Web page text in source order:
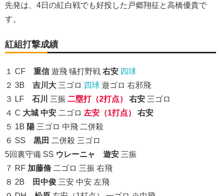
先発は、4日の紅白戦でも好投した戸郷翔征と高橋優貴で
す。
紅組打撃成績
１ CF 重信遊飛 犠打野戦 右安 四球
２ 3B 吉川大 三ゴロ 四球 遊ゴロ 右邪飛
３ LF 石川 三振 二塁打（2打点） 右安 三ゴロ
４ C 大城 中安 二ゴロ 左安（1打点）
右安
５ 1B 陽 三ゴロ 中飛 二併殺
６ SS 黒田 二併殺 三ゴロ
5回裏守備 SS ウレーニャ 遊安 三振
７ RF 加藤脩 二ゴロ 三振 右飛
８ 2B
田中俊 三安 中安 左飛